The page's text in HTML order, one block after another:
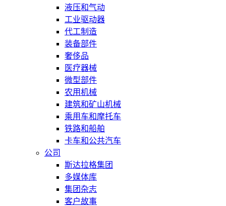
液压和气动
工业驱动器
代工制造
装备部件
奢侈品
医疗器械
微型部件
农用机械
建筑和矿山机械
乘用车和摩托车
铁路和船舶
卡车和公共汽车
公司
斯达拉格集团
多媒体库
集团杂志
客户故事